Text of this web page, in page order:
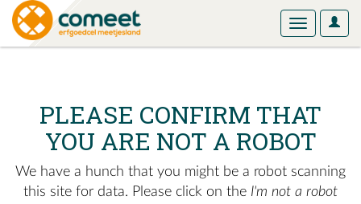
User
Toggle
PLEASE CONFIRM THAT
YOU ARE NOT A ROBOT
We have a hunch that you might be a robot scanning
this site for data. Please click on the I'm not a robot